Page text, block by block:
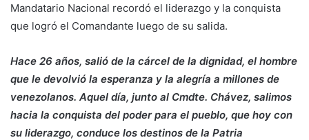
Mandatario Nacional recordó el liderazgo y la conquista
que logró el Comandante luego de su salida.
Hace 26 años, salió de la cárcel de la dignidad, el hombre
que le devolvió la esperanza y la alegría a millones de
venezolanos. Aquel día, junto al Cmdte. Chávez, salimos
hacia la conquista del poder para el pueblo, que hoy con
su liderazgo, conduce los destinos de la Patria